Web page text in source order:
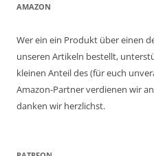
AMAZON
Wer ein ein Produkt über einen
unseren Artikeln bestellt,
kleinen Anteil des (für euch
Amazon-Partner verdienen wir
danken wir herzlichst.